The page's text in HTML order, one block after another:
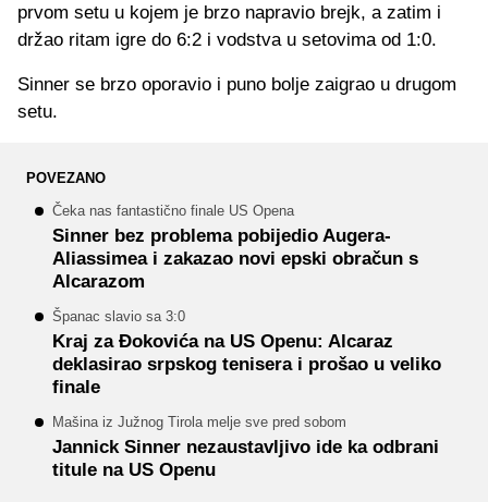
prvom setu u kojem je brzo napravio brejk, a zatim i
držao ritam igre do 6:2 i vodstva u setovima od 1:0.
Sinner se brzo oporavio i puno bolje zaigrao u drugom
setu.
POVEZANO
Čeka nas fantastično finale US Opena
Sinner bez problema pobijedio Augera-
Aliassimea i zakazao novi epski obračun s
Alcarazom
Španac slavio sa 3:0
Kraj za Đokovića na US Openu: Alcaraz
deklasirao srpskog tenisera i prošao u veliko
finale
Mašina iz Južnog Tirola melje sve pred sobom
Jannick Sinner nezaustavljivo ide ka odbrani
titule na US Openu